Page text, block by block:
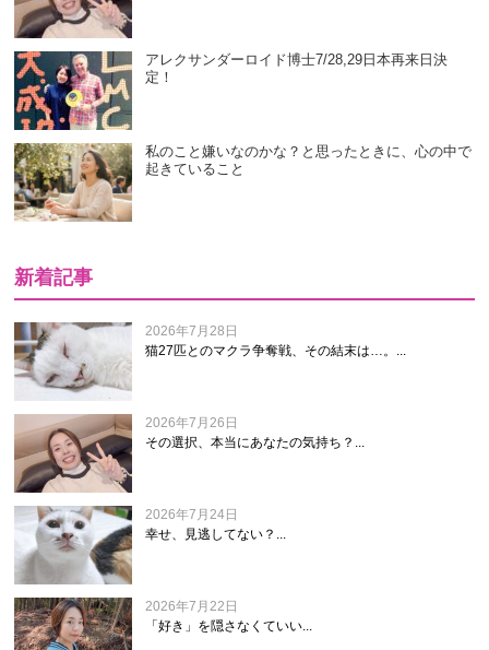
アレクサンダーロイド博士7/28,29日本再来日決
定！
私のこと嫌いなのかな？と思ったときに、心の中で
起きていること
新着記事
2026年7月28日
猫27匹とのマクラ争奪戦、その結末は…。...
2026年7月26日
その選択、本当にあなたの気持ち？...
2026年7月24日
幸せ、見逃してない？...
2026年7月22日
「好き」を隠さなくていい...